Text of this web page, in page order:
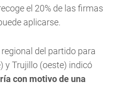
el 20% de las firmas
aplicarse.
del partido para
y Trujillo (oeste) indicó
con motivo de una